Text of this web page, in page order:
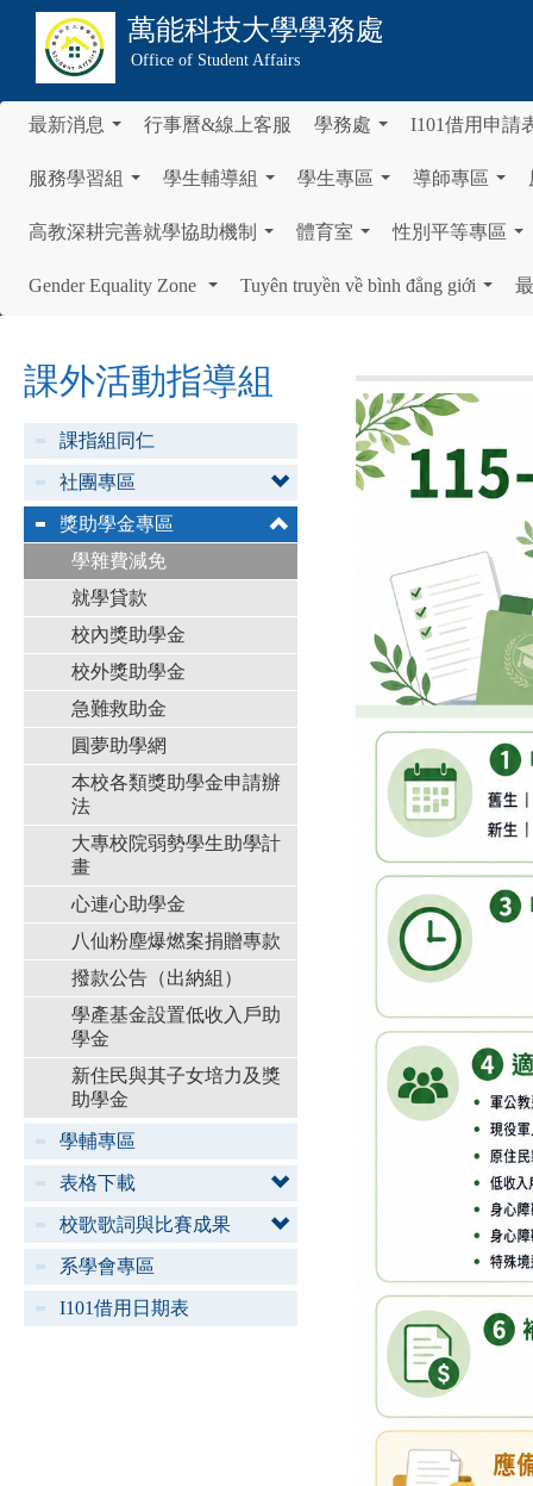
萬能科技大學學務處
Office of Student Affairs
最新消息 行事曆&線上客服 學務處 I101借用申請
服務學習組 學生輔導組 學生專區 導師專區
高教深耕完善就學協助機制 體育室 性別平等專區
Gender Equality Zone
Tuyên truyền về bình đẳng giới
課外活動指導組
課指組同仁
社團專區
獎助學金專區
學雜費減免
就學貸款
校內獎助學金
校外獎助學金
急難救助金
圓夢助學網
本校各類獎助學金申請辦
法
大專校院弱勢學生助學計
畫
心連心助學金
八仙粉塵爆燃案捐贈專款
撥款公告（出納組）
學產基金設置低收入戶助
學金
新住民與其子女培力及獎
助學金
學輔專區
表格下載
校歌歌詞與比賽成果
系學會專區
I101借用日期表